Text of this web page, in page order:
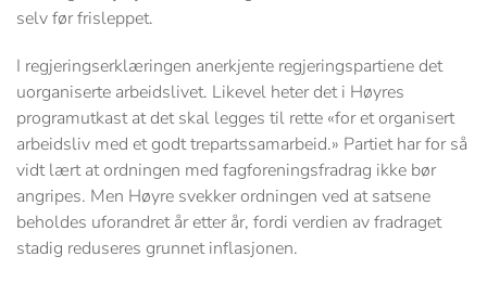
selv før frisleppet.
I regjeringserklæringen anerkjente regjeringspartiene det
uorganiserte arbeidslivet. Likevel heter det i Høyres
programutkast at det skal legges til rette «for et organisert
arbeidsliv med et godt trepartssamarbeid.» Partiet har for så
vidt lært at ordningen med fagforeningsfradrag ikke bør
angripes. Men Høyre svekker ordningen ved at satsene
beholdes uforandret år etter år, fordi verdien av fradraget
stadig reduseres grunnet inflasjonen.